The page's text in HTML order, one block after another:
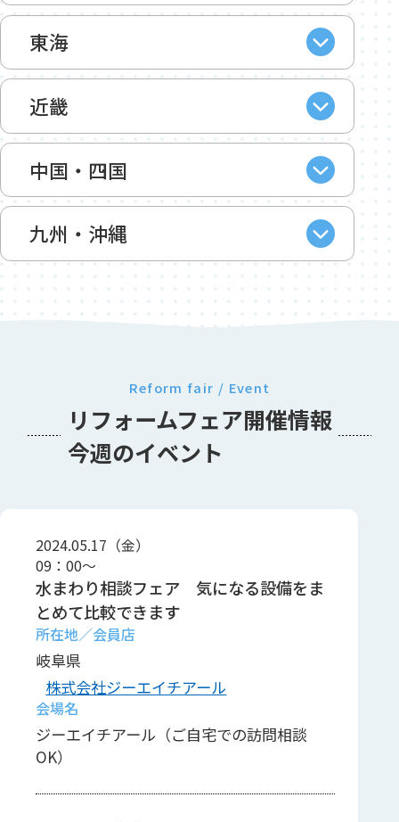
東海
近畿
中国・四国
九州・沖縄
Reform fair / Event
リフォームフェア開催情報
今週のイベント
2024.05.17（金）
09：00～
水まわり相談フェア 気になる設備をま
とめて比較できます
岐阜県
株式会社ジーエイチアール
ジーエイチアール（ご自宅での訪問相談
OK）